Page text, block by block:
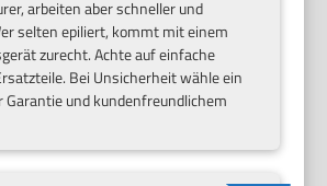
arbeiten aber schneller und
selten epiliert, kommt mit einem
zurecht. Achte auf einfache
Bei Unsicherheit wähle ein
Garantie und kundenfreundlichem